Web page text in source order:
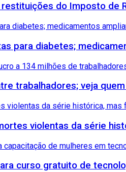
do Imposto
para diabetes;
trabalhadores; veja
violentas da série
curso gratuito de